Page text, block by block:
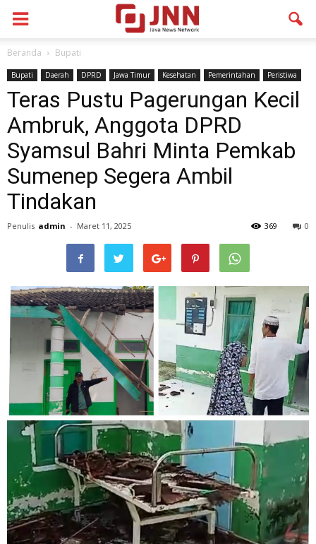
Beranda Bupati
Bupati Daerah DPRD Jawa Timur Kesehatan Pemerintahan Peristiwa
Teras Pustu Pagerungan Kecil
Ambruk, Anggota DPRD
Syamsul Bahri Minta Pemkab
Sumenep Segera Ambil
Tindakan
Penulis admin - Maret 11, 2025 0
369